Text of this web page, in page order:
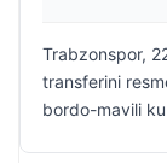
Trabzonspor,
transferini
bordo-mavili